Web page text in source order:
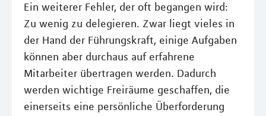
Ein weiterer Fehler, der oft begangen wird:
Zu wenig zu delegieren. Zwar liegt vieles in
der Hand der Führungskraft, einige Aufgaben
können aber durchaus auf erfahrene
Mitarbeiter übertragen werden. Dadurch
werden wichtige Freiräume geschaffen, die
einerseits eine persönliche Überforderung